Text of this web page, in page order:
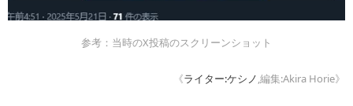
参考：当時のX投稿のスクリーンショット
《ライター:ケシノ,編集:Akira Horie》